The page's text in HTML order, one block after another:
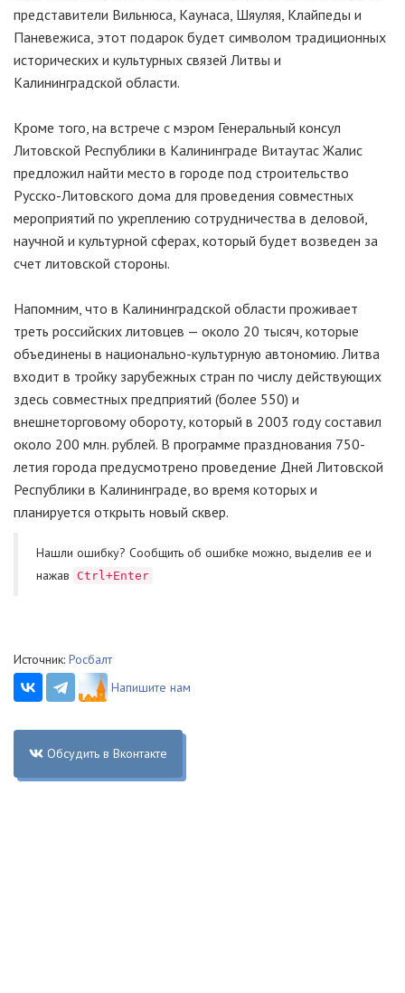
представители Вильнюса, Каунаса, Шяуляя, Клайпеды и
Паневежиса, этот подарок будет символом традиционных
исторических и культурных связей Литвы и
Калининградской области.
Кроме того, на встрече с мэром Генеральный консул
Литовской Республики в Калининграде Витаутас Жалис
предложил найти место в городе под строительство
Русско-Литовского дома для проведения совместных
мероприятий по укреплению сотрудничества в деловой,
научной и культурной сферах, который будет возведен за
счет литовской стороны.
Напомним, что в Калининградской области проживает
треть российских литовцев — около 20 тысяч, которые
объединены в национально-культурную автономию. Литва
входит в тройку зарубежных стран по числу действующих
здесь совместных предприятий (более 550) и
внешнеторговому обороту, который в 2003 году составил
около 200 млн. рублей. В программе празднования 750-
летия города предусмотрено проведение Дней Литовской
Республики в Калининграде, во время которых и
планируется открыть новый сквер.
Нашли ошибку? Cообщить об ошибке можно, выделив ее и
нажав
Ctrl+Enter
Источник: Росбалт
Напишите нам
Обсудить в Вконтакте